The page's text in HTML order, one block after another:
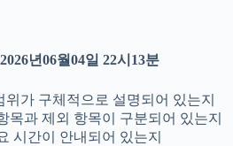
년06월04일 22시13분
위가 구체적으로 설명되어 있는지
목과 제외 항목이 구분되어 있는지
시간이 안내되어 있는지